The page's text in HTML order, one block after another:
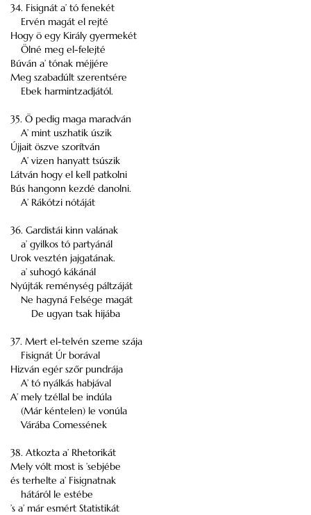
34. Fisignát a’ tó fenekét
Ervén magát el rejté
Hogy ö egy Király gyermekét
Ölné meg el-felejté
Búván a’ tónak méjjére
Meg szabadúlt szerentsére
Ebek harmintzadjától.
35. Ö pedig maga maradván
A’ mint uszhatik úszik
Újjait öszve szorítván
A’ vizen hanyatt tsúszik
Látván hogy el kell patkolni
Bús hangonn kezdé danolni.
A’ Rákótzi nótáját
36. Gardistái kinn valának
a’ gyilkos tó partyánál
Urok vesztén jajgatának.
a’ suhogó kákánál
Nyújták reménység páltzáját
Ne hagyná Felsége magát
De ugyan tsak hijába
37. Mert el-telvén szeme szája
Fisignát Úr borával
Hizván egér szőr pundrája
A’ tó nyálkás habjával
A’ mely tzéllal be indúla
(Már kéntelen) le vonúla
Várába Comessének
38. Atkozta a’ Rhetorikát
Mely vólt most is ’sebjébe
és terhelte a’ Fisignatnak
hátáról le estébe
’s a’ már esmért Statistikát